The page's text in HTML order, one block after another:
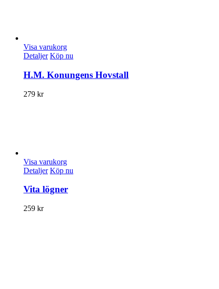
Visa varukorg
Detaljer Köp nu
H.M. Konungens Hovstall
279 kr
Visa varukorg
Detaljer Köp nu
Vita lögner
259 kr